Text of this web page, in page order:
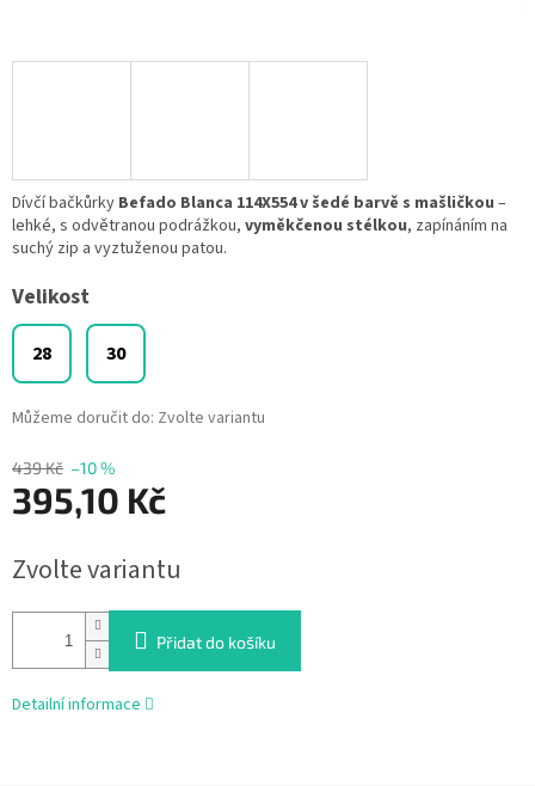
439 Kč –10 %
395,10 Kč
cena:
Zvolte variantu
Velikost
28 30
Můžeme doručit do: Zvolte variantu
Přidat do košíku
Dívčí bačkůrky Befado Blanca 114X554 v šedé barvě s mašličkou –
lehké, s odvětranou podrážkou, vyměkčenou stélkou, zapínáním na
suchý zip a vyztuženou patou.
Detailní informace